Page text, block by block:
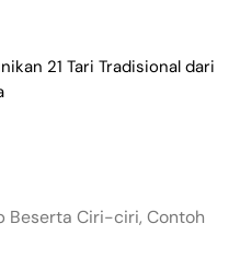
21 Tari Tradisional dari
Beserta Ciri-ciri, Contoh